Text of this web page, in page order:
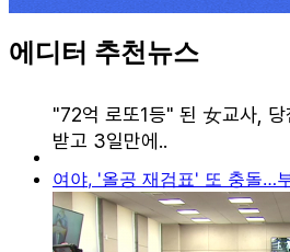
에디터 추천뉴스
여야, '올공 재검표' 또 충돌…